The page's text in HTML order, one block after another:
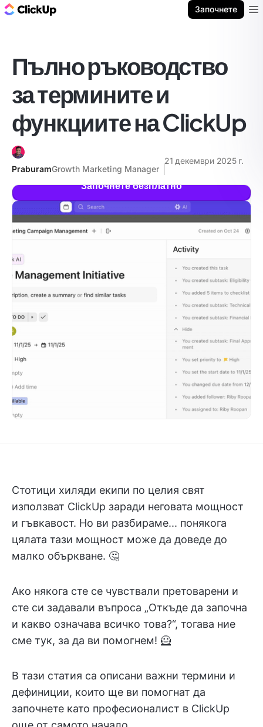
Започнете
Започнете безплатно
Пълно ръководство
за термините и
функциите на ClickUp
PraburamGrowth Marketing Manager
21 декември 2025 г.
Стотици хиляди екипи по целия свят
използват ClickUp заради неговата мощност
и гъвкавост. Но ви разбираме... понякога
цялата тази мощност може да доведе до
малко объркване. 🤔
Ако някога сте се чувствали претоварени и
сте си задавали въпроса „Откъде да започна
и какво означава всичко това?“, тогава ние
сме тук, за да ви помогнем! 🦸
В тази статия са описани важни термини и
дефиниции, които ще ви помогнат да
започнете като професионалист в ClickUp